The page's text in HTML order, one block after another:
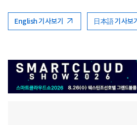
English 기사보기 日本語 기사보